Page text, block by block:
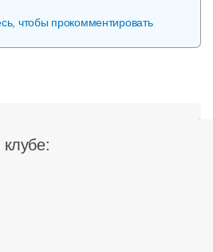
чтобы прокомментировать